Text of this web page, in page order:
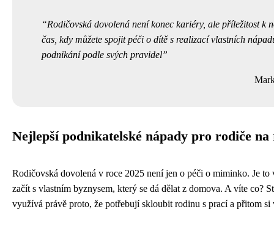
Rodičovská dovolená není konec kariéry, ale příležitost k
čas, kdy můžete spojit péči o dítě s realizací vlastních
podnikání podle svých pravidel
Nejlepší podnikatelské nápady pro rodiče na
Rodičovská dovolená v roce 2025 není jen o péči o miminko. Je to
začít s vlastním byznysem, který se dá dělat z domova. A víte co?
využívá právě proto, že potřebují skloubit rodinu s prací a přitom si